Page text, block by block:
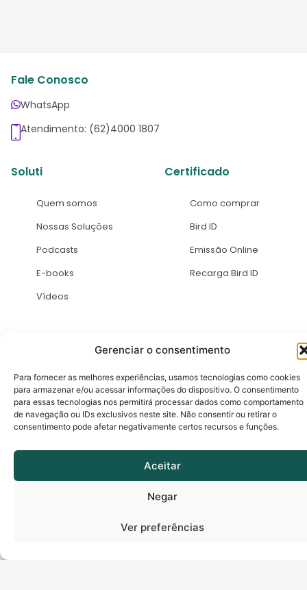
Gerenciar o consentimento
Para fornecer as melhores experiências, usamos tecnologias como cookies
para armazenar e/ou acessar informações do dispositivo. O consentimento
para essas tecnologias nos permitirá processar dados como comportamento
de navegação ou IDs exclusivos neste site. Não consentir ou retirar o
consentimento pode afetar negativamente certos recursos e funções.
Aceitar
Negar
Ver preferências
Fale Conosco
WhatsApp
Atendimento: (62)4000 1807
Soluti
Quem somos
Nossas Soluções
Podcasts
E-books
Vídeos
Certificado
Como comprar
Bird ID
Emissão Online
Recarga Bird ID
Parcerias
Perguntas Frequentes
Política de Cookies
Política de Garantia
Privacidade